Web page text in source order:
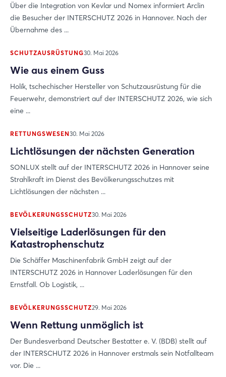
Über die Integration von Kevlar und Nomex informiert Arclin
die Besucher der INTERSCHUTZ 2026 in Hannover. Nach der
Übernahme des ...
SCHUTZAUSRÜSTUNG30. Mai 2026
Wie aus einem Guss
Holík, tschechischer Hersteller von Schutzausrüstung für die
Feuerwehr, demonstriert auf der INTERSCHUTZ 2026, wie sich
eine ...
RETTUNGSWESEN30. Mai 2026
Lichtlösungen der nächsten Generation
SONLUX stellt auf der INTERSCHUTZ 2026 in Hannover seine
Strahlkraft im Dienst des Bevölkerungsschutzes mit
Lichtlösungen der nächsten ...
BEVÖLKERUNGSSCHUTZ30. Mai 2026
Vielseitige Laderlösungen für den
Katastrophenschutz
Die Schäffer Maschinenfabrik GmbH zeigt auf der
INTERSCHUTZ 2026 in Hannover Laderlösungen für den
Ernstfall. Ob Logistik, ...
BEVÖLKERUNGSSCHUTZ29. Mai 2026
Wenn Rettung unmöglich ist
Der Bundesverband Deutscher Bestatter e. V. (BDB) stellt auf
der INTERSCHUTZ 2026 in Hannover erstmals sein Notfallteam
vor. Die ...